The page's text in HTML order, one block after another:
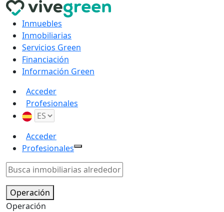
Inmuebles
Inmobiliarias
Servicios Green
Financiación
Información Green
Acceder
Profesionales
Acceder
Profesionales
Operación
Operación